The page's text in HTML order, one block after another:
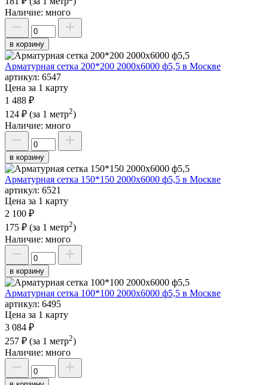
Наличие: много
в корзину
Арматурная сетка 200*200 2000х6000 ф5,5 в Москве
артикул: 6547
Цена за 1 карту
1 488 ₽
124 ₽ (за 1 метр2)
Наличие: много
в корзину
Арматурная сетка 150*150 2000х6000 ф5,5 в Москве
артикул: 6521
Цена за 1 карту
2 100 ₽
175 ₽ (за 1 метр2)
Наличие: много
в корзину
Арматурная сетка 100*100 2000х6000 ф5,5 в Москве
артикул: 6495
Цена за 1 карту
3 084 ₽
257 ₽ (за 1 метр2)
Наличие: много